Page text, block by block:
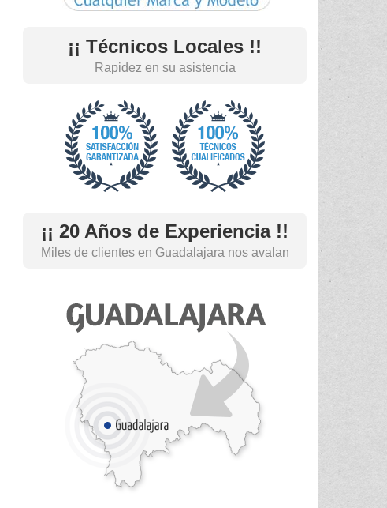
¡¡ Técnicos Locales !!
Rapidez en su asistencia
¡¡ 20 Años de Experiencia !!
Miles de clientes en Guadalajara nos avalan